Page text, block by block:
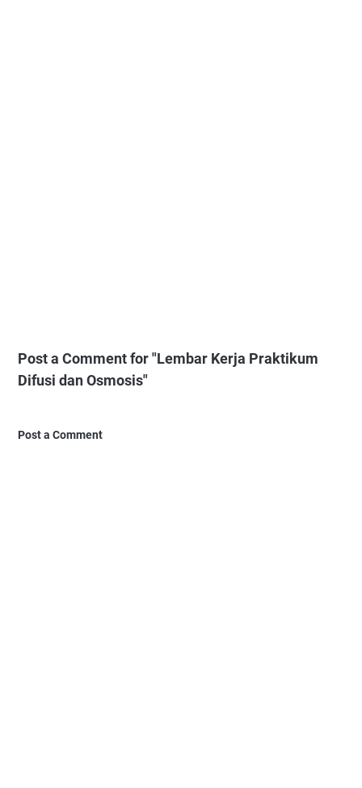
Post a Comment for "Lembar Kerja Praktikum
Difusi dan Osmosis"
Post a Comment